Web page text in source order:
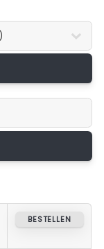
BESTELLEN